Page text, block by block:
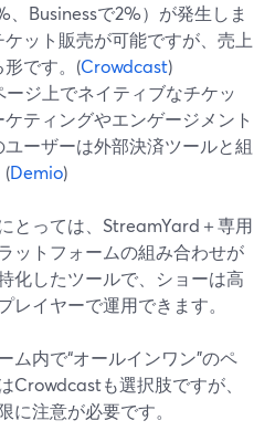
Businessで2%）が発生しま
ット販売が可能ですが、売上
です。(Crowdcast)
ージ上でネイティブなチケッ
ケティングやエンゲージメント
ーザーは外部決済ツールと組
(Demio)
とっては、StreamYard＋専用
ットフォームの組み合わせが
化したツールで、ショーは高
イヤーで運用できます。
ム内で“オールインワン”のペ
Crowdcastも選択肢ですが、
に注意が必要です。